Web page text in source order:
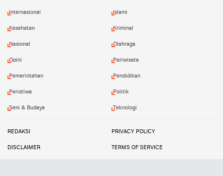
Internasional Islami
Kesehatan Kriminal
Nasional Olahraga
Opini Pariwisata
Pemerintahan Pendidikan
Peristiwa Politik
Seni & Budaya Teknologi
REDAKSI PRIVACY POLICY
DISCLAIMER TERMS OF SERVICE